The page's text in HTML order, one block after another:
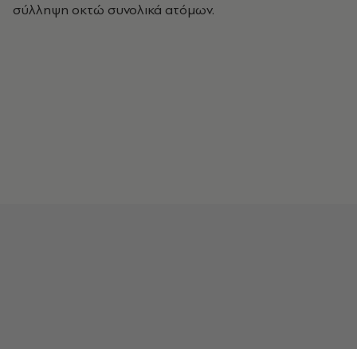
σύλληψη οκτώ συνολικά ατόμων.